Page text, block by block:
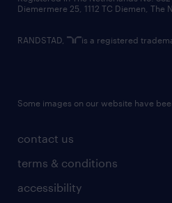
contact us
terms & conditions
accessibility
Diemermere 25, 1112 TC Diemen, The
RANDSTAD, is a registered
Some images on our website have